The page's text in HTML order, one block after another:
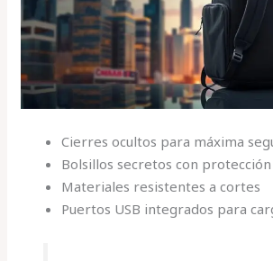
Cierres ocultos para máxima
Bolsillos secretos con protección
Materiales resistentes a cortes
Puertos USB integrados para